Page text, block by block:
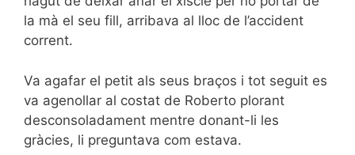
la mà el seu fill, arribava al lloc de l’accident
corrent.
Va agafar el petit als seus braços i tot seguit es
va agenollar al costat de Roberto plorant
desconsoladament mentre donant-li les
gràcies, li preguntava com estava.